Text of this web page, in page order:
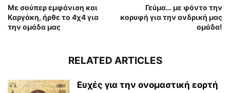
Με σούπερ εμφάνιση και
Καργάκη, ήρθε το 4χ4 για
την ομάδα μας
Γεύμα… με φόντο την
κορυφή για την ανδρική μας
ομάδα!
RELATED ARTICLES
Ευχές για την ονομαστική εορτή